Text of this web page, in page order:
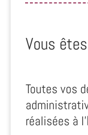
Vous
Toutes vos
réalisées à l’